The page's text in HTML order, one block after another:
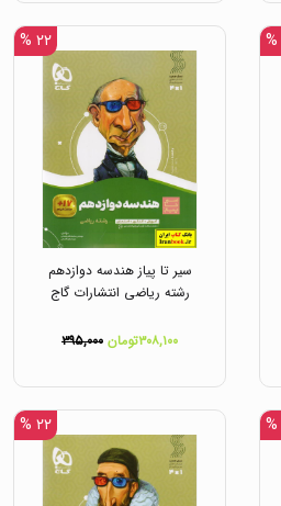
۲۲ %
سیر تا پیاز هندسه دوازدهم
رشته ریاضی انتشارات گاج
۳۰۸,۱۰۰تومان ۳۹۵,۰۰۰
۲۲ %